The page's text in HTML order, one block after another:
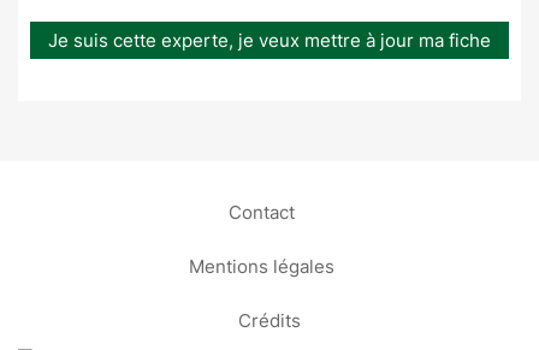
Je suis cette experte, je veux mettre à jour ma fiche
Contact
Mentions légales
Crédits